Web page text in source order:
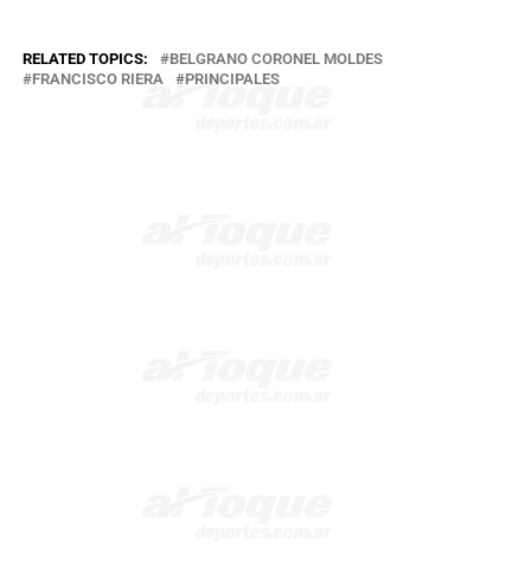
RELATED TOPICS:
BELGRANO CORONEL MOLDES
FRANCISCO RIERA
PRINCIPALES